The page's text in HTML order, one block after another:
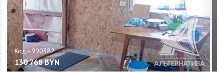
130 768 BYN